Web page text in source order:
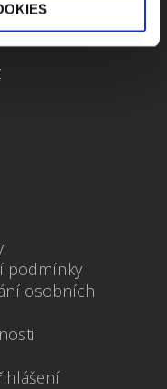
podmínky
osobních